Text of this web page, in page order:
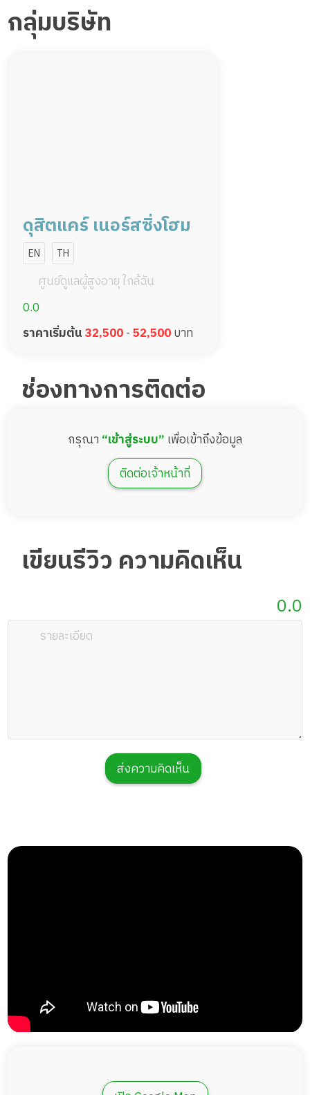
กลุ่มบริษัท
ดุสิตแคร์ เนอร์สซิ่งโฮม
EN TH
ศูนย์ดูแลผู้สูงอายุ ใกล้ฉัน
0.0
ราคาเริ่มต้น32,500-52,500บาท
ช่องทางการติดต่อ
กรุณา “เข้าสู่ระบบ” เพื่อเข้าถึงข้อมูล
ติดต่อเจ้าหน้าที่
เขียนรีวิว ความคิดเห็น
0.0
ส่งความคิดเห็น